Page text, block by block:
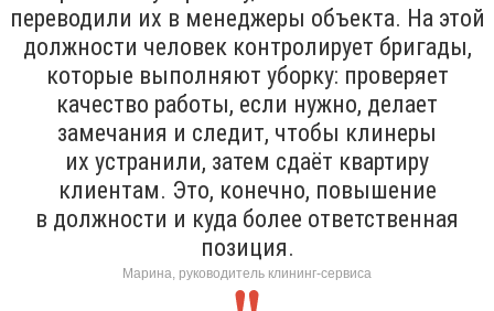
переводили их в менеджеры объекта. На этой
должности человек контролирует бригады,
которые выполняют уборку: проверяет
качество работы, если нужно, делает
замечания и следит, чтобы клинеры
их устранили, затем сдаёт квартиру
клиентам. Это, конечно, повышение
в должности и куда более ответственная
позиция.
Марина, руководитель клининг-сервиса